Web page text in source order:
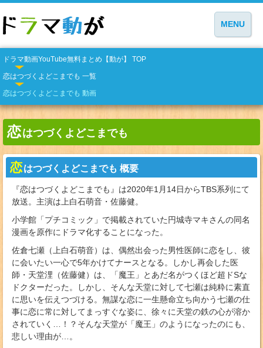
MENU
ドラマ動画YouTube無料まとめ【動が】 TOP
恋はつづくよどこまでも 一覧
恋はつづくよどこまでも 動画
恋はつづくよどこまでも
恋はつづくよどこまでも 概要
『恋はつづくよどこまでも』は2020年1月14日からTBS系列にて
放送。主演は上白石萌音・佐藤健。
小学館「プチコミック」で掲載されていた円城寺マキさんの同名
漫画を原作にドラマ化することになった。
佐倉七瀬（上白石萌音）は、偶然出会った男性医師に恋をし、彼
に会いたい一心で5年かけてナースとなる。しかし再会した医
師・天堂浬（佐藤健）は、「魔王」とあだ名がつくほど超ドSな
ドクターだった。しかし、そんな天堂に対して七瀬は純粋に素直
に思いを伝えつづける。無謀な恋に一生懸命立ち向かう七瀬の仕
事に恋に常に対してまっすぐな姿に、徐々に天堂の鉄の心が溶か
されていく…！？そんな天堂が「魔王」のようになったのにも、
悲しい理由が…。